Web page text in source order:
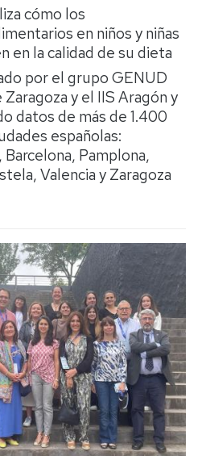
cómo los
en niños y niñas
en la calidad de su dieta
por el grupo GENUD
y el IIS Aragón y
datos de más de 1.400
españolas:
Pamplona,
Valencia y Zaragoza